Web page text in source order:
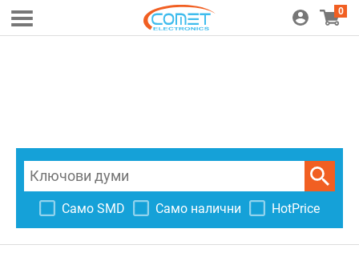
0
Само SMD Само налични HotPrice